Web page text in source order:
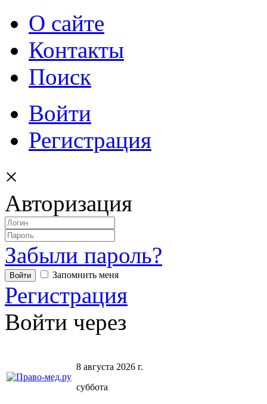
О сайте
Контакты
Поиск
Войти
Регистрация
×
Авторизация
Забыли пароль?
Запомнить меня
Регистрация
Войти через
8 августа 2026 г.
суббота